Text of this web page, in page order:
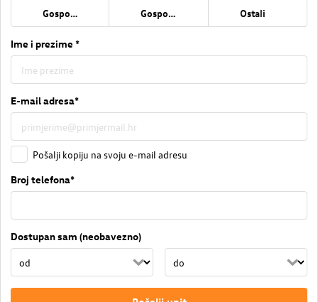
Gospođa Gospodin Ostali
Ime i prezime *
E-mail adresa*
Pošalji kopiju na svoju e-mail adresu
Broj telefona*
Dostupan sam (neobavezno)